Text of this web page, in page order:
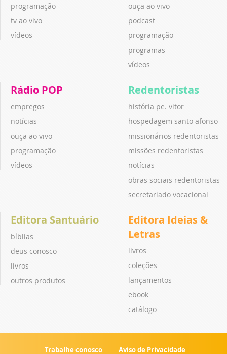
programação
tv ao vivo
vídeos
ouça ao vivo
podcast
programação
programas
vídeos
Rádio POP
empregos
notícias
ouça ao vivo
programação
vídeos
Redentoristas
história pe. vitor
hospedagem santo afonso
missionários redentoristas
missões redentoristas
notícias
obras sociais redentoristas
secretariado vocacional
Editora Santuário
bíblias
deus conosco
livros
outros produtos
Editora Ideias &
Letras
livros
coleções
lançamentos
ebook
catálogo
Trabalhe conosco Aviso de Privacidade